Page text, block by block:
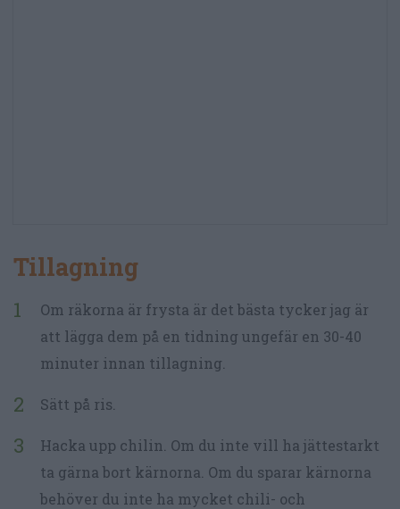
Tillagning
Om räkorna är frysta är det bästa tycker jag är
att lägga dem på en tidning ungefär en 30-40
minuter innan tillagning.
Sätt på ris.
Hacka upp chilin. Om du inte vill ha jättestarkt
ta gärna bort kärnorna. Om du sparar kärnorna
behöver du inte ha mycket chili- och